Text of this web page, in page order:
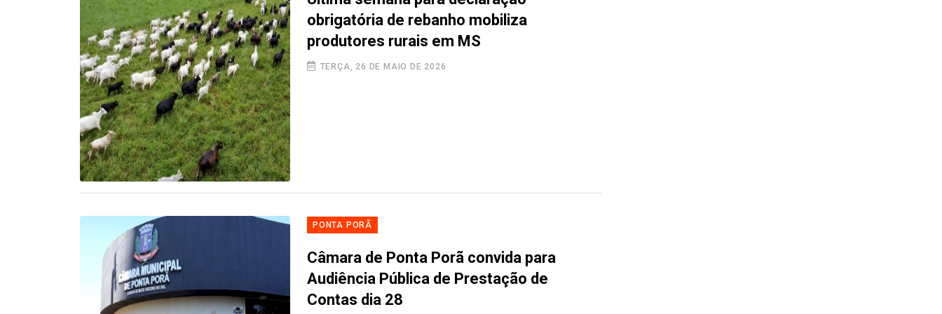
obrigatória de rebanho mobiliza
produtores rurais em MS
TERÇA, 26 DE MAIO DE 2026
PONTA PORÃ
Câmara de Ponta Porã convida para
Audiência Pública de Prestação de
Contas dia 28